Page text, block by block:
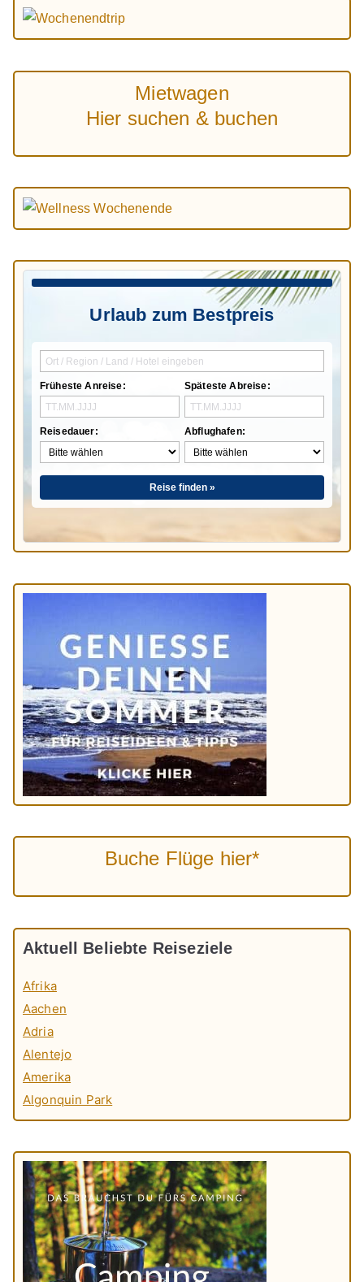
Mietwagen
Hier suchen & buchen
Urlaub zum Bestpreis
Früheste Anreise:
Reisedauer:
Späteste Abreise:
Abflughafen:
Reise finden »
Buche Flüge hier*
Aktuell Beliebte Reiseziele
Afrika
Aachen
Adria
Alentejo
Amerika
Algonquin Park